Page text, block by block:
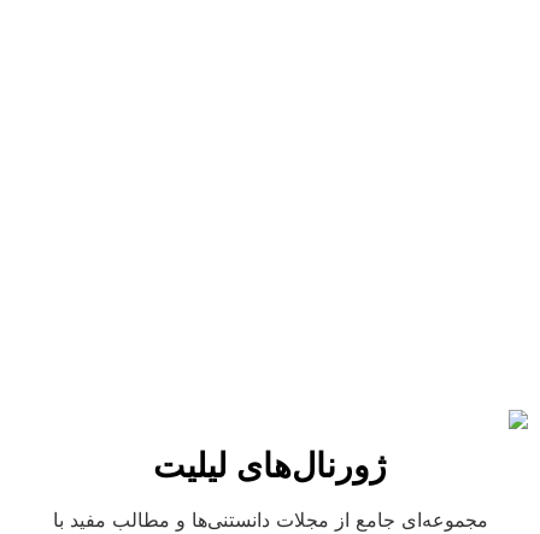
ژورنال‌های لیلیت
مجموعه‌ای جامع از مجلات دانستنی‌ها و مطالب مفید با